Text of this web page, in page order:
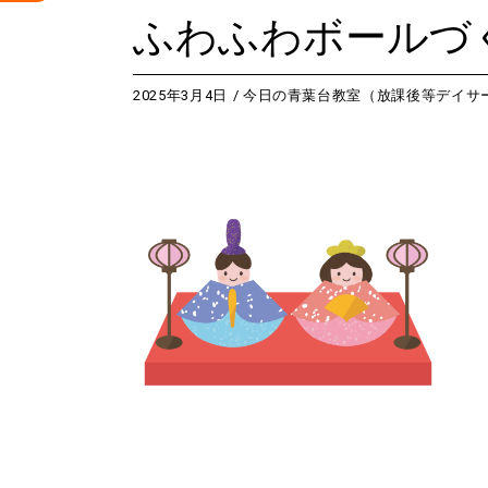
ふわふわボールづ
2025年3月4日 今日の青葉台教室（放課後等デイサ